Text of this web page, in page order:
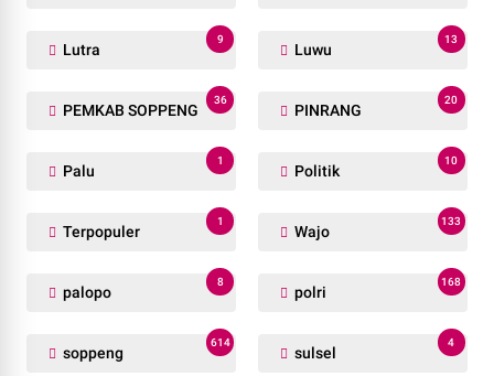
Lutra
9
Luwu
13
PEMKAB SOPPENG
36
PINRANG
20
Palu
1
Politik
10
Terpopuler
1
Wajo
133
palopo
8
polri
168
soppeng
614
sulsel
4